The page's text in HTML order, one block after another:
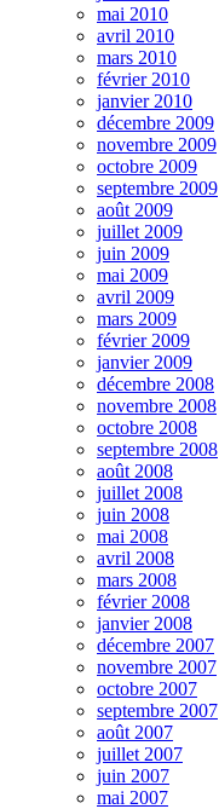
mai 2010
avril 2010
mars 2010
février 2010
janvier 2010
décembre 2009
novembre 2009
octobre 2009
septembre 2009
août 2009
juillet 2009
juin 2009
mai 2009
avril 2009
mars 2009
février 2009
janvier 2009
décembre 2008
novembre 2008
octobre 2008
septembre 2008
août 2008
juillet 2008
juin 2008
mai 2008
avril 2008
mars 2008
février 2008
janvier 2008
décembre 2007
novembre 2007
octobre 2007
septembre 2007
août 2007
juillet 2007
juin 2007
mai 2007